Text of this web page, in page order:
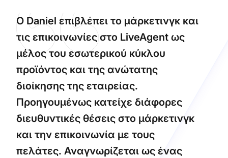
Ο Daniel επιβλέπει το μάρκετινγκ και
τις επικοινωνίες στο LiveAgent ως
μέλος του εσωτερικού κύκλου
προϊόντος και της ανώτατης
διοίκησης της εταιρείας.
Προηγουμένως κατείχε διάφορες
διευθυντικές θέσεις στο μάρκετινγκ
και την επικοινωνία με τους
πελάτες. Αναγνωρίζεται ως ένας